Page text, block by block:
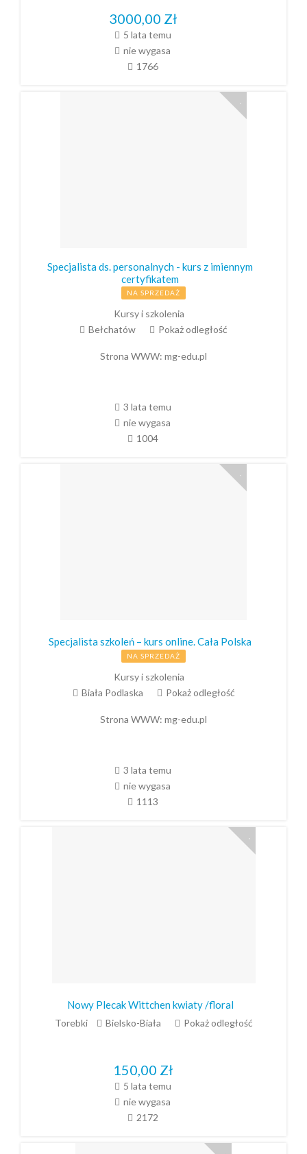
3000,00 Zł
5 lata temu
nie wygasa
1766
Specjalista ds. personalnych - kurs z imiennym
certyfikatem
NA SPRZEDAŻ
Kursy i szkolenia
Bełchatów
Pokaż odległość
Strona WWW: mg-edu.pl
3 lata temu
nie wygasa
1004
Specjalista szkoleń – kurs online. Cała Polska
NA SPRZEDAŻ
Kursy i szkolenia
Biała Podlaska
Pokaż odległość
Strona WWW: mg-edu.pl
3 lata temu
nie wygasa
1113
Nowy Plecak Wittchen kwiaty /floral
Torebki Bielsko-Biała Pokaż odległość
150,00 Zł
5 lata temu
nie wygasa
2172